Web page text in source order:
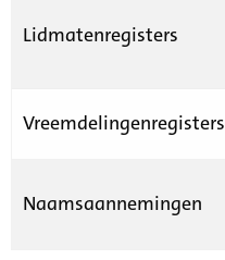
Lidmatenregisters
Vreemdelingenregisters
Naamsaannemingen